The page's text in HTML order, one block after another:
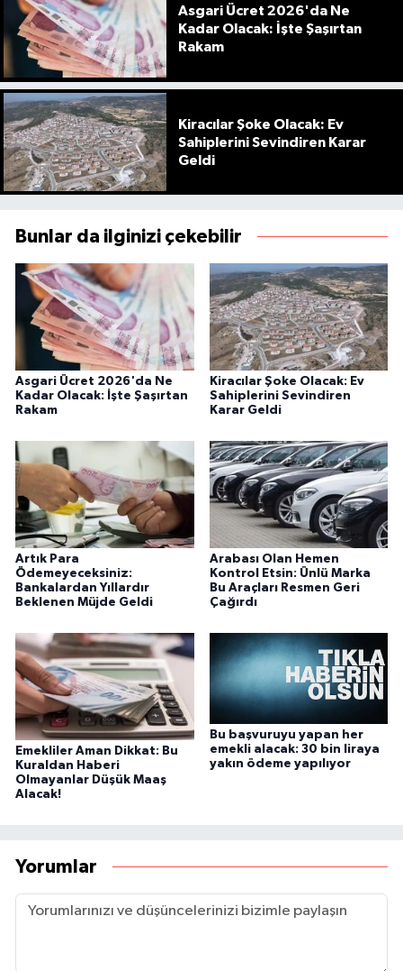
Asgari Ücret 2026'da Ne
Kadar Olacak: İşte Şaşırtan
Rakam
Kiracılar Şoke Olacak: Ev
Sahiplerini Sevindiren Karar
Geldi
Bunlar da ilginizi çekebilir
Asgari Ücret 2026'da Ne
Kadar Olacak: İşte Şaşırtan
Rakam
Kiracılar Şoke Olacak: Ev
Sahiplerini Sevindiren
Karar Geldi
Artık Para
Ödemeyeceksiniz:
Bankalardan Yıllardır
Beklenen Müjde Geldi
Arabası Olan Hemen
Kontrol Etsin: Ünlü Marka
Bu Araçları Resmen Geri
Çağırdı
Emekliler Aman Dikkat: Bu
Kuraldan Haberi
Olmayanlar Düşük Maaş
Alacak!
Bu başvuruyu yapan her
emekli alacak: 30 bin liraya
yakın ödeme yapılıyor
Yorumlar